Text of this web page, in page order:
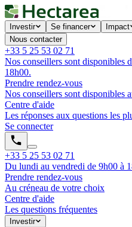
Investir Se financer
Impact
Nous contacter
+33 5 25 53 02 71
Nos conseillers sont disponibles
18h00.
Prendre rendez-vous
Nos conseillers sont disponibles
Centre d'aide
Les réponses aux questions les
Se connecter
+33 5 25 53 02 71
Du lundi au vendredi de 9h00 à
Prendre rendez-vous
Au créneau de votre choix
Centre d'aide
Les questions fréquentes
Investir